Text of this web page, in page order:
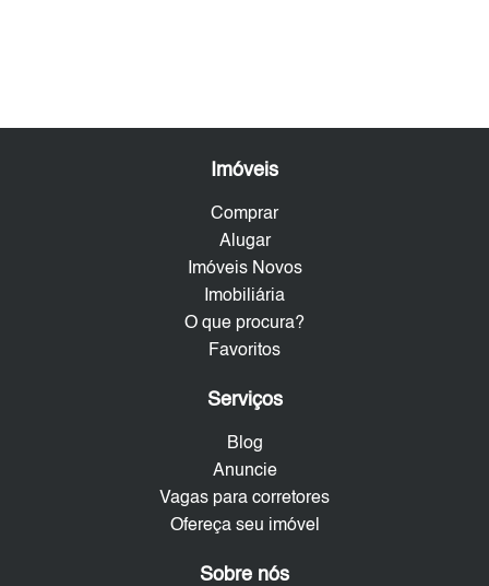
Imóveis
Comprar
Alugar
Imóveis Novos
Imobiliária
O que procura?
Favoritos
Serviços
Blog
Anuncie
Vagas para corretores
Ofereça seu imóvel
Sobre nós